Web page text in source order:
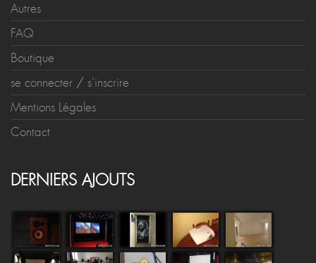
Autres
FAQ
Boutique
se connecter / s'inscrire
Mentions Légales
Contact
DERNIERS AJOUTS